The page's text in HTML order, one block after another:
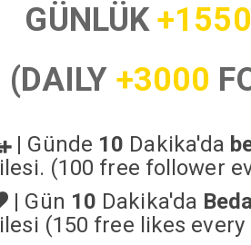
GÜNLÜK+1550
(DAILY +3000
| Günde 10 Dakika'da
(100 free follower
| Gün 10 Dakika'da
(150 free likes